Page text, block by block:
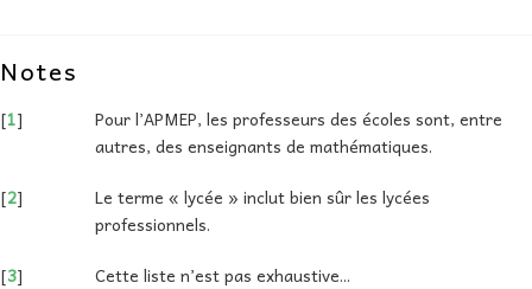
Notes
[1]
Pour l’APMEP, les professeurs des écoles sont, entre
autres, des enseignants de mathématiques.
[2]
Le terme « lycée » inclut bien sûr les lycées
professionnels.
[3] Cette liste n’est pas exhaustive...